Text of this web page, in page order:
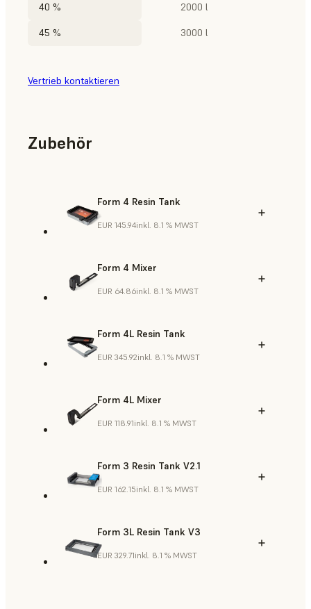
40 % 2000 l
45 % 3000 l
Vertrieb kontaktieren
Zubehör
Form 4 Resin Tank
EUR 145.94inkl. 8.1 % MWST
Form 4 Mixer
EUR 64.86inkl. 8.1 % MWST
Form 4L Resin Tank
EUR 345.92inkl. 8.1 % MWST
Form 4L Mixer
EUR 118.91inkl. 8.1 % MWST
Form 3 Resin Tank V2.1
EUR 162.15inkl. 8.1 % MWST
Form 3L Resin Tank V3
EUR 329.71inkl. 8.1 % MWST